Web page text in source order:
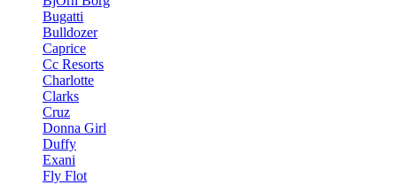
Bugatti
Bulldozer
Caprice
Cc Resorts
Charlotte
Clarks
Cruz
Donna Girl
Duffy
Exani
Fly Flot